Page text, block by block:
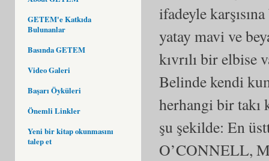
GETEM'e Katkıda
Bulunanlar
Basında GETEM
Video Galeri
Başarı Öyküleri
Önemli Linkler
Yeni bir kitap okunmasını
talep et
ifadeyle
yatay mavi ve
kıvrılı bir elbise
Belinde kendi
herhangi bir takı
şu şekilde: En
O’CONNELL,